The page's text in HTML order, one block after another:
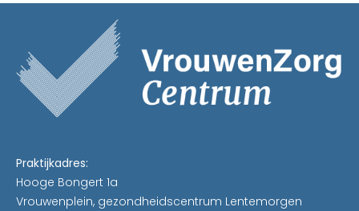
Praktijkadres:
Hooge Bongert 1a
Vrouwenplein, gezondheidscentrum Lentemorgen